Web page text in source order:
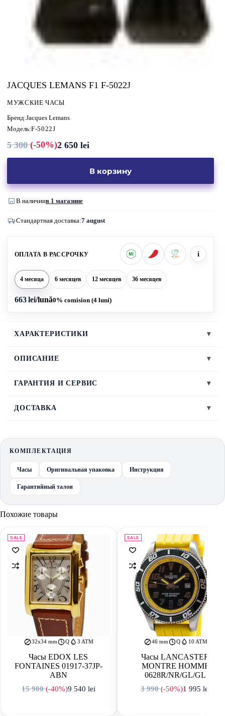
JACQUES LEMANS F1 F-5022J
МУЖСКИЕ ЧАСЫ
Бренд:Jacques Lemans
Модель:F-5022J
5 300(-50%)Первоначальная
2 650 lei
Текущая
В корзину
В наличиив 1 магазине
Стандартная доставка:7 august
ОПЛАТА В РАССРОЧКУ i
4 месяца 6 месяцев 12 месяцев 36 месяцев
663 lei/lună0% comision (4 luni)
ХАРАКТЕРИСТИКИ ▾
ОПИСАНИЕ ▾
ГАРАНТИЯ И СЕРВИС ▾
ДОСТАВКА ▾
КОМПЛЕКТАЦИЯ
Часы Оригинальная упаковка Инструкция
Гарантийный талон
Похожие товары
SALE
32x34 mm Q 3 ATM
Часы EDOX LES
FONTAINES 01917-37JP-
ABN
15 900(-40%)
Первоначальная цена составляла 15 900 lei.
9 540 lei
Текущая цена: 9 540 lei.
SALE
46 mm Q 10 ATM
Часы LANCASTER
MONTRE HOMME
0628R/NR/GL/GL
3 990(-50%)1 995 lei
Текущая